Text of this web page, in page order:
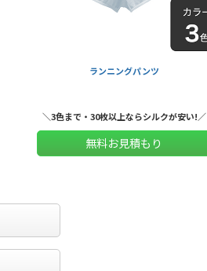
ランニングパンツ
＼3色まで・30枚以上ならシルクが安い!／
無料お見積もり